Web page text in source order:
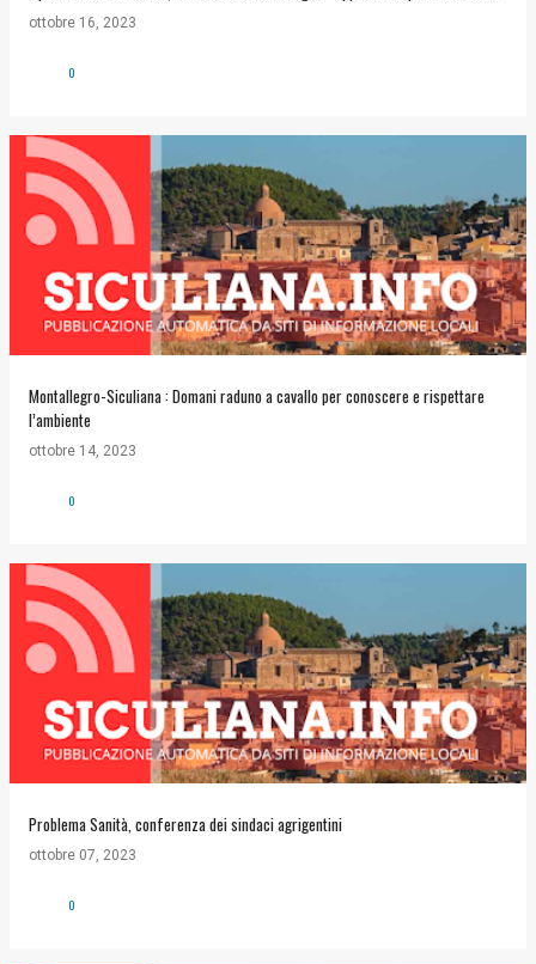
ottobre 16, 2023
0
Montallegro-Siculiana : Domani raduno a cavallo per conoscere e rispettare
l’ambiente
ottobre 14, 2023
0
Problema Sanità, conferenza dei sindaci agrigentini
ottobre 07, 2023
0